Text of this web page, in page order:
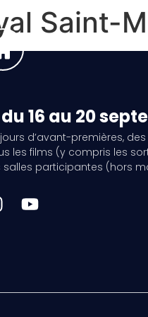
Saint-
16 au 20
d’avant-premières,
les films (y compris les
salles participantes (hors